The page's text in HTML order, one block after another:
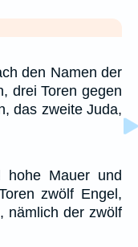
den Namen der
drei Toren gegen
das zweite Juda,
Mauer und
zwölf Engel,
nämlich der zwölf